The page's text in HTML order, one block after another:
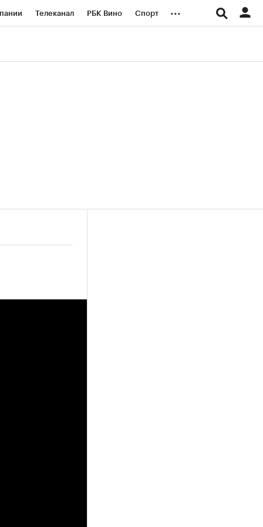
Телеканал РБК Вино Спорт ...